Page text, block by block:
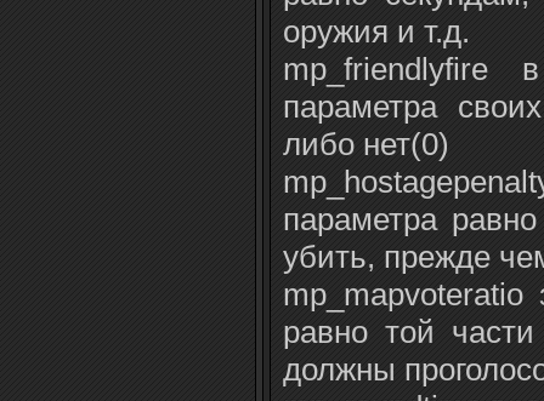
оружия и т.д.
mp_friendlyfire
параметра
либо нет(0)
параметра
убить, прежде
mp_mapvoteratio
равно той
должны